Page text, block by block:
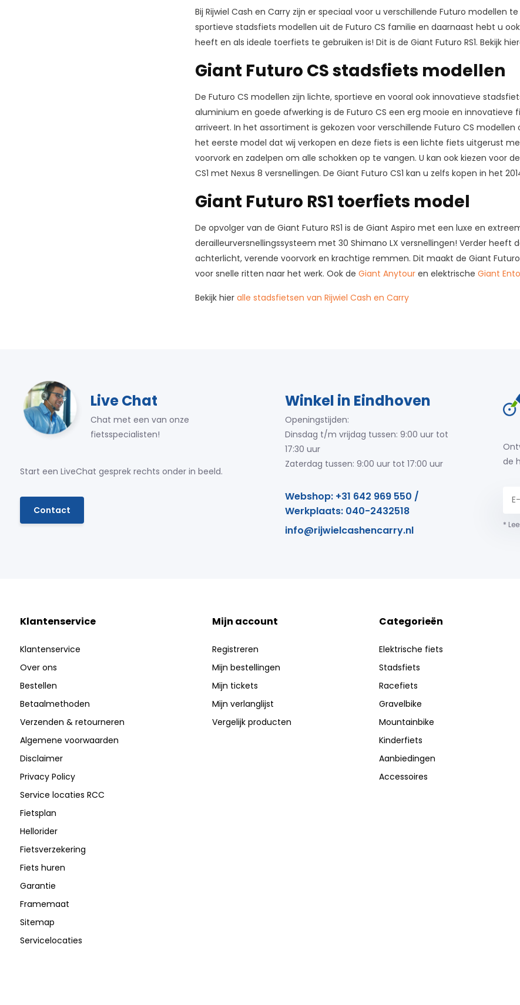
Bij Rijwiel Cash en Carry zijn er speciaal voor u verschillende Futuro modellen
sportieve stadsfiets modellen uit de Futuro CS familie en daarnaast hebt u
heeft en als ideale toerfiets te gebruiken is! Dit is de Giant Futuro RS1. Bekijk
Giant Futuro CS stadsfiets modellen
De Futuro CS modellen zijn lichte, sportieve en vooral ook innovatieve
aluminium en goede afwerking is de Futuro CS een erg mooie en
arriveert. In het assortiment is gekozen voor verschillende Futuro CS
het eerste model dat wij verkopen en deze fiets is een lichte fiets uitgerust
voorvork en zadelpen om alle schokken op te vangen. U kan ook kiezen voor
CS1 met Nexus 8 versnellingen. De Giant Futuro CS1 kan u zelfs kopen in het
Giant Futuro RS1 toerfiets model
De opvolger van de Giant Futuro RS1 is de Giant Aspiro met een luxe en
derailleurversnellingssysteem met 30 Shimano LX versnellingen! Verder heeft
achterlicht, verende voorvork en krachtige remmen. Dit maakt de Giant
voor snelle ritten naar het werk. Ook de Giant Anytouren elektrische Giant
Bekijk hieralle stadsfietsen van Rijwiel Cash en Carry
Live Chat
Chat met een van onze
fietsspecialisten!
Start een LiveChat gesprek rechts onder in beeld.
Contact
Winkel in Eindhoven
Openingstijden:
Dinsdag t/m vrijdag tussen: 9:00 uur tot
17:30 uur
Zaterdag tussen: 9:00 uur tot 17:00 uur
Webshop: +31 642 969 550 /
Werkplaats: 040-2432518
info@rijwielcashencarry.nl
de
*
Klantenservice
Klantenservice
Over ons
Bestellen
Betaalmethoden
Verzenden & retourneren
Algemene voorwaarden
Disclaimer
Privacy Policy
Service locaties RCC
Fietsplan
Hellorider
Fietsverzekering
Fiets huren
Garantie
Framemaat
Sitemap
Servicelocaties
Mijn account
Registreren
Mijn bestellingen
Mijn tickets
Mijn verlanglijst
Vergelijk producten
Categorieën
Elektrische fiets
Stadsfiets
Racefiets
Gravelbike
Mountainbike
Kinderfiets
Aanbiedingen
Accessoires